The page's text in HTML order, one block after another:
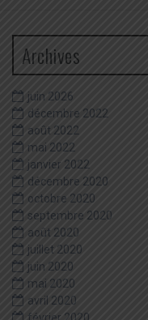
Archives
juin 2026
décembre 2022
août 2022
mai 2022
janvier 2022
décembre 2020
octobre 2020
septembre 2020
août 2020
juillet 2020
juin 2020
mai 2020
avril 2020
février 2020